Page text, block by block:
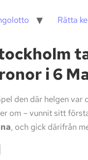
Rätta
i 6
den där helgen
om – vunnit sitt
, och gick därifrån